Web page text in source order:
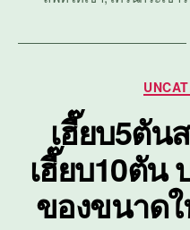
เฮี๊ยบ5ตัน
เฮี๊ยบ10ตัน
ของขนาด